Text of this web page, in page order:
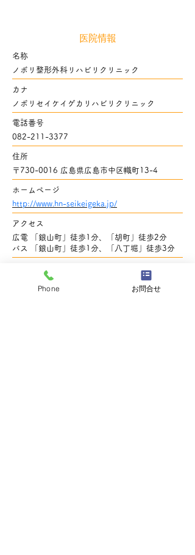
医院情報
名称
ノボリ整形外科リハビリクリニック
​カナ
ノボリセイケイゲカリハビリクリニック
電話番号
082-211-3377
住所
〒730-0016 広島県広島市中区幟町13-4
ホームページ
http://www.hn-seikeigeka.jp/
アクセス
広電 「銀山町」徒歩1分、「胡町」徒歩2分
バス 「銀山町」徒歩1分、「八丁堀」徒歩3分
Phone お問合せ